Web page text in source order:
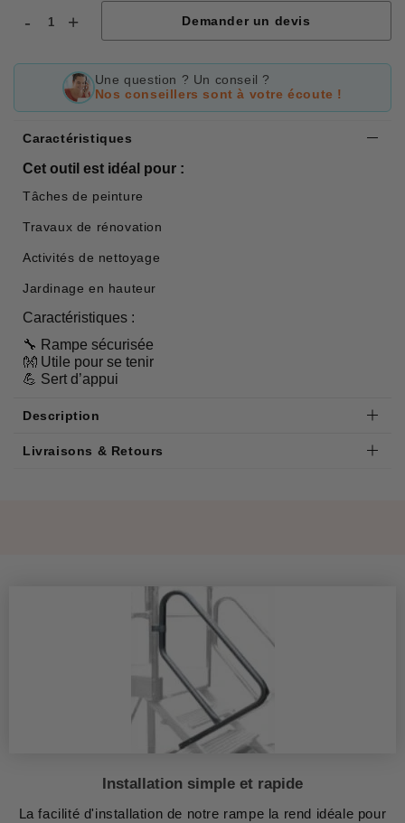
- + Demander un devis
Une question ? Un conseil ?
Nos conseillers sont à votre écoute !
Caractéristiques
Cet outil est idéal pour :
Tâches de peinture
Travaux de rénovation
Activités de nettoyage
Jardinage en hauteur
Caractéristiques :
🔧 Rampe sécurisée
👐 Utile pour se tenir
💪 Sert d’appui
Description
Livraisons & Retours
Installation simple et rapide
La facilité d'installation de notre rampe la rend idéale pour